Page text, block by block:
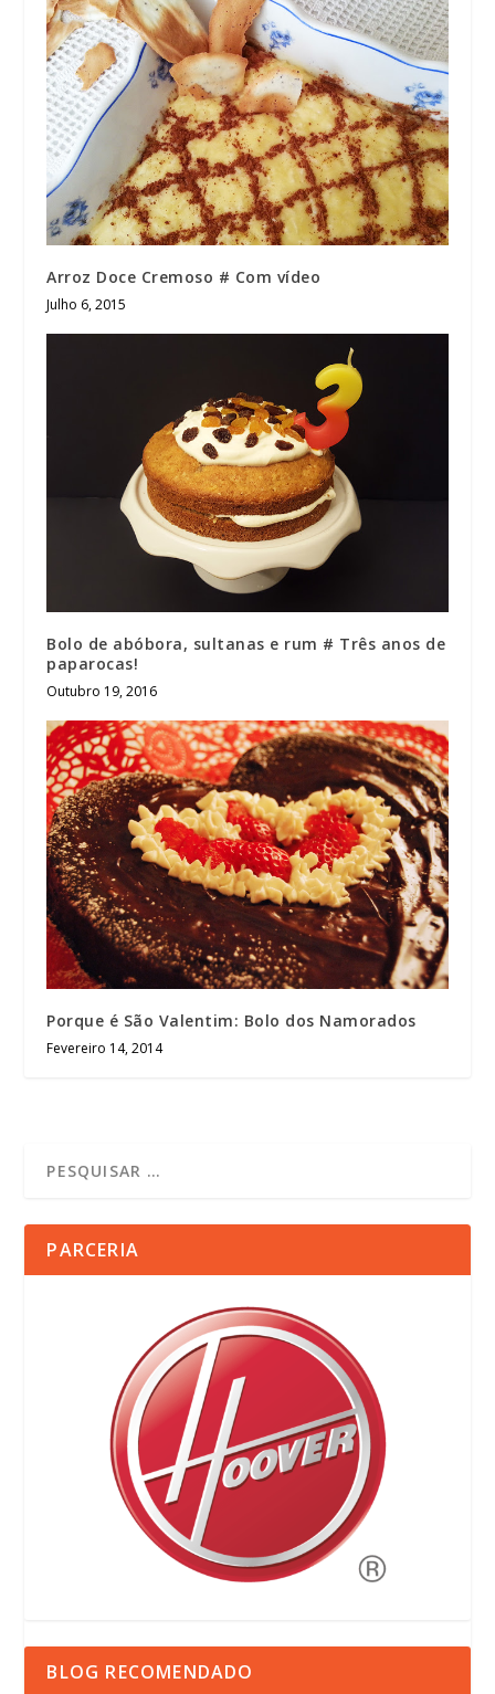
Arroz Doce Cremoso # Com vídeo
Julho 6, 2015
Bolo de abóbora, sultanas e rum # Três anos de
paparocas!
Outubro 19, 2016
Porque é São Valentim: Bolo dos Namorados
Fevereiro 14, 2014
PARCERIA
BLOG RECOMENDADO